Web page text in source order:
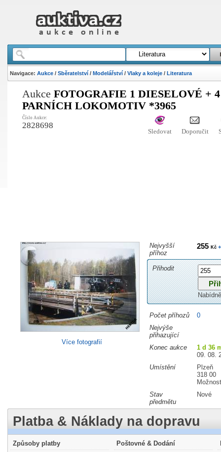
Navigace: Aukce/ Sběratelství/ Modelářství/ Vlaky a koleje/ Literatura
Aukce FOTOGRAFIE 1 DIESELOVÉ + 4
PARNÍCH LOKOMOTIV *3965
Číslo Aukce:
2828698
Sledovat Doporučit
Více fotografií
Nejvyšší
příhoz
255 Kč+
Přihodit
Počet příhozů
0
Nejvýše
přihazující
Konec aukce
1 d 36
09. 08.
Umístění
Plzeň
318 00
Stav
předmětu
Nové
Platba & Náklady na dopravu
Způsoby platby
Poštovné & Dodání